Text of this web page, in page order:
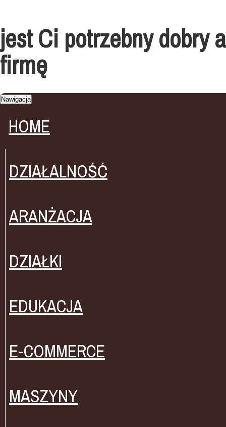
jest Ci potrzebny dobry
firmę
Nawigacja
HOME
DZIAŁALNOŚĆ
ARANŻACJA
DZIAŁKI
EDUKACJA
E-COMMERCE
MASZYNY